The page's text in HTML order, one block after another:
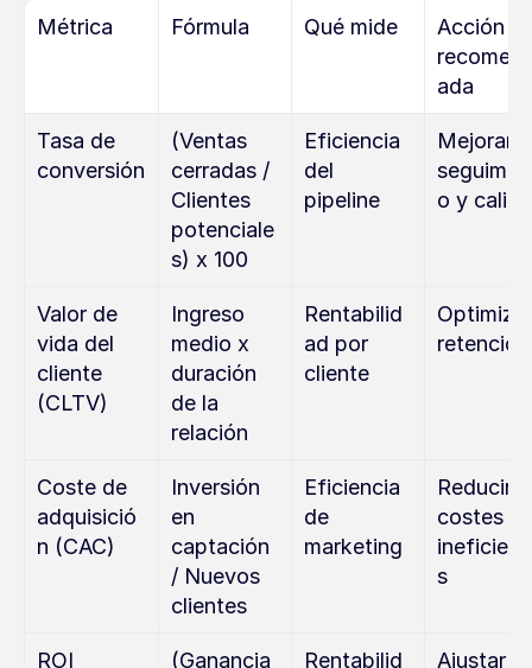
Métrica Fórmula Qué mide
Acción
ada
Tasa de
conversión
(Ventas
cerradas /
Clientes
potenciale
s) x 100
Eficiencia
del
pipeline
Mejorar
o y
Valor de
vida del
cliente
(CLTV)
Ingreso
medio x
duración
de la
relación
Rentabilid
ad por
cliente
Optimizar
retención
Coste de
adquisició
n (CAC)
Inversión
en
captación
/ Nuevos
clientes
Eficiencia
de
marketing
Reducir
costes
s
ROI (Ganancia Rentabilid Ajustar